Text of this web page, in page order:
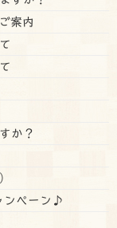
案内
か？
ンペーン♪